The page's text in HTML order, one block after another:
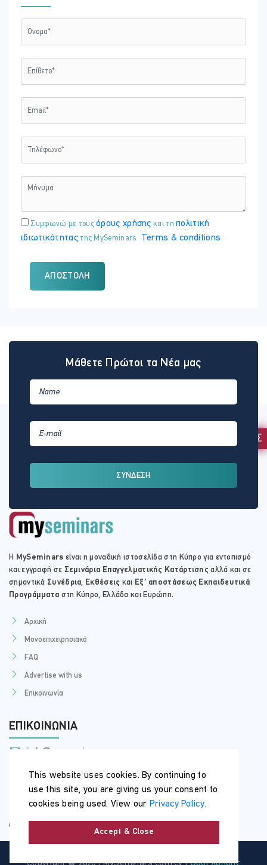
This website uses cookies. By continuing to
use this site, you are giving us your consent to
cookies being used. View our Privacy Policy.
Accept & Close
Συμφωνώ με τουςόρους χρήσης και τηπολιτική
ιδιωτικότηταςτης MySeminars Terms & conditions
ΑΠΟΣΤΟΛΉ
ΕΚΔΗΛΩΣΗ ΕΝΔΙΑΦΕΡΟΝΤΟΣ
Μάθετε Πρώτοι τα Νέα μας
ΣΥΝΔΕΣΗ
Η MySeminars είναι η μοναδική ιστοσελίδα στη Κύπρο για εντοπισμό
και εγγραφή σε Σεμινάρια Επαγγελματικής Κατάρτισης αλλά και σε
σημαντικά Συνέδρια, Εκθέσεις και Εξ' αποστάσεως Εκπαιδευτικά
Προγράμματα στη Κύπρο, Ελλάδα και Ευρώπη.
Αρχική
Μονοεπιχειρησιακά
FAQ
Advertise with us
Επικοινωνία
ΕΠΙΚΟΙΝΩΝΊΑ
info@myseminars.com.cy
+357 99 398 200